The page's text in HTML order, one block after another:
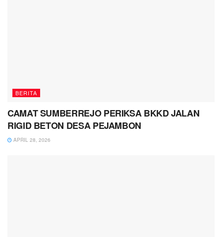
BERITA
CAMAT SUMBERREJO PERIKSA BKKD JALAN
RIGID BETON DESA PEJAMBON
APRIL 28, 2026